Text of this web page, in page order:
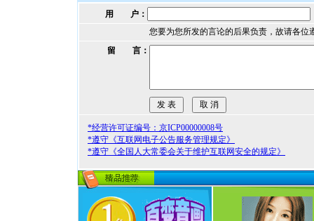
用 户：
您要为您所发的言论的后果负责，故请各位
留 言：
*经营许可证编号：京ICP00000008号
*遵守《互联网电子公告服务管理规定》
*遵守《全国人大常委会关于维护互联网安全的规定》